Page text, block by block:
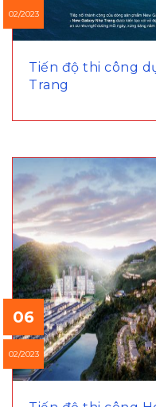
02/2023
Tiến độ thi công
Trang
06
02/2023